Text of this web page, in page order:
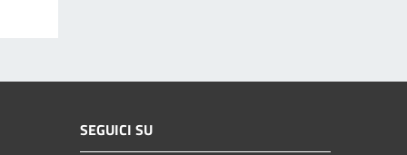
SEGUICI SU